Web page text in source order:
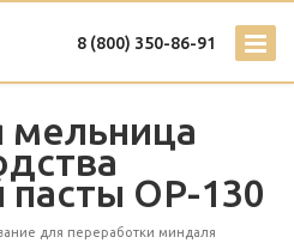
8 (800) 350-86-91
мельница
OP-130
для переработки миндаля